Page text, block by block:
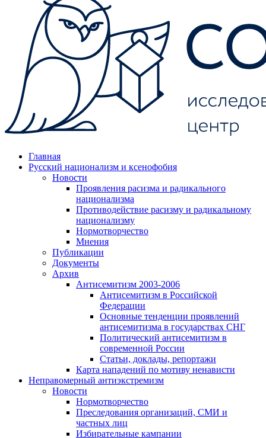
Главная
Русский национализм и ксенофобия
Новости
Проявления расизма и радикального
национализма
Противодействие расизму и радикальному
национализму
Нормотворчество
Мнения
Публикации
Документы
Архив
Антисемитизм 2003-2006
Антисемитизм в Российской
Федерации
Основные тенденции проявлений
антисемитизма в государствах СНГ
Политический антисемитизм в
современной России
Статьи, доклады, репортажи
Карта нападений по мотиву ненависти
Неправомерный антиэкстремизм
Новости
Нормотворчество
Преследования организаций, СМИ и
частных лиц
Избирательные кампании